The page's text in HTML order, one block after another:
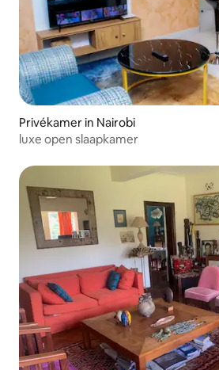
Privékamer in Nairobi
luxe open slaapkamer